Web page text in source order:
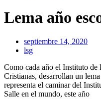
Lema año
septiembre 14, 2020
lsg
Como cada año el Instituto de
Cristianas, desarrollan un
representa el caminar del
Salle en el mundo, este año